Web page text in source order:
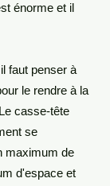
énorme et il
faut penser à
le rendre à la
casse-tête
se
maximum de
d'espace et